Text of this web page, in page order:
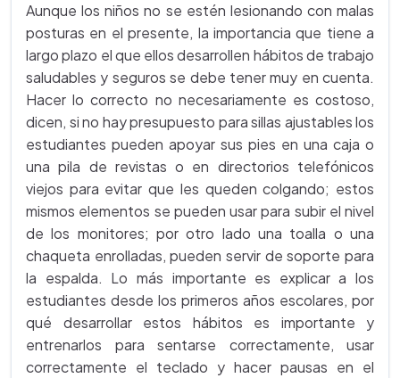
Aunque los niños no se estén lesionando con malas
posturas en el presente, la importancia que tiene a
largo plazo el que ellos desarrollen hábitos de trabajo
saludables y seguros se debe tener muy en cuenta.
Hacer lo correcto no necesariamente es costoso,
dicen, si no hay presupuesto para sillas ajustables los
estudiantes pueden apoyar sus pies en una caja o
una pila de revistas o en directorios telefónicos
viejos para evitar que les queden colgando; estos
mismos elementos se pueden usar para subir el nivel
de los monitores; por otro lado una toalla o una
chaqueta enrolladas, pueden servir de soporte para
la espalda. Lo más importante es explicar a los
estudiantes desde los primeros años escolares, por
qué desarrollar estos hábitos es importante y
entrenarlos para sentarse correctamente, usar
correctamente el teclado y hacer pausas en el